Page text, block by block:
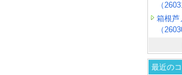
（
箱根芦
（
最近の